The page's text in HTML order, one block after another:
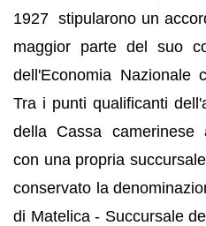
1927 stipularono un
maggior parte del suo
dell'Economia Nazionale
Tra i punti qualificanti
della Cassa camerinese
con una propria
conservato la
di Matelica - Succursale